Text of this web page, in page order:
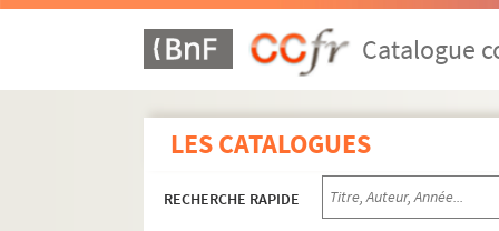
Catalogue
LES CATALOGUES
RECHERCHE RAPIDE